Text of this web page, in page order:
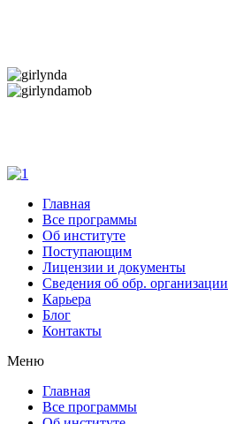
Главная
Все программы
Об институте
Поступающим
Лицензии и документы
Сведения об обр. организации
Карьера
Блог
Контакты
Меню
Главная
Все программы